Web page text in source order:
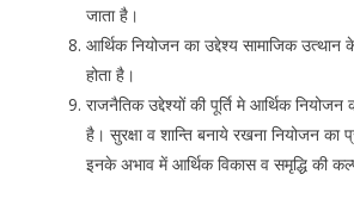
जाता है।
आर्थिक नियोजन का उद्देश्य सामाजिक उत्थान
होता है।
राजनैतिक उद्देश्यों की पूर्ति मे आर्थिक नियोजन
है। सुरक्षा व शान्ति बनाये रखना नियोजन का
इनके अभाव में आर्थिक विकास व समृद्धि की